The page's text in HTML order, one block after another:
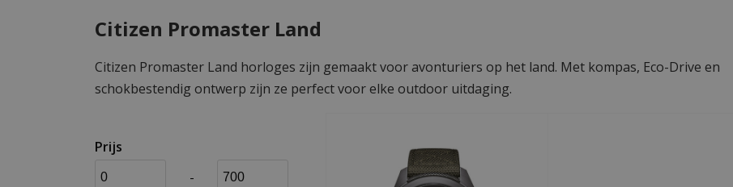
Citizen Promaster Land
Citizen Promaster Land horloges zijn gemaakt voor avonturiers op het land. Met kompas, Eco-Drive en
schokbestendig ontwerp zijn ze perfect voor elke outdoor uitdaging.
Prijs
-